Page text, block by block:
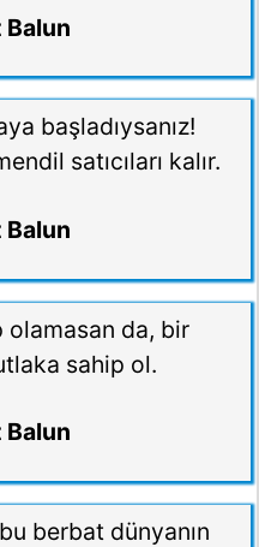
Balun
başladıysanız!
satıcıları kalır.
Balun
olamasan da, bir
sahip ol.
Balun
berbat dünyanın